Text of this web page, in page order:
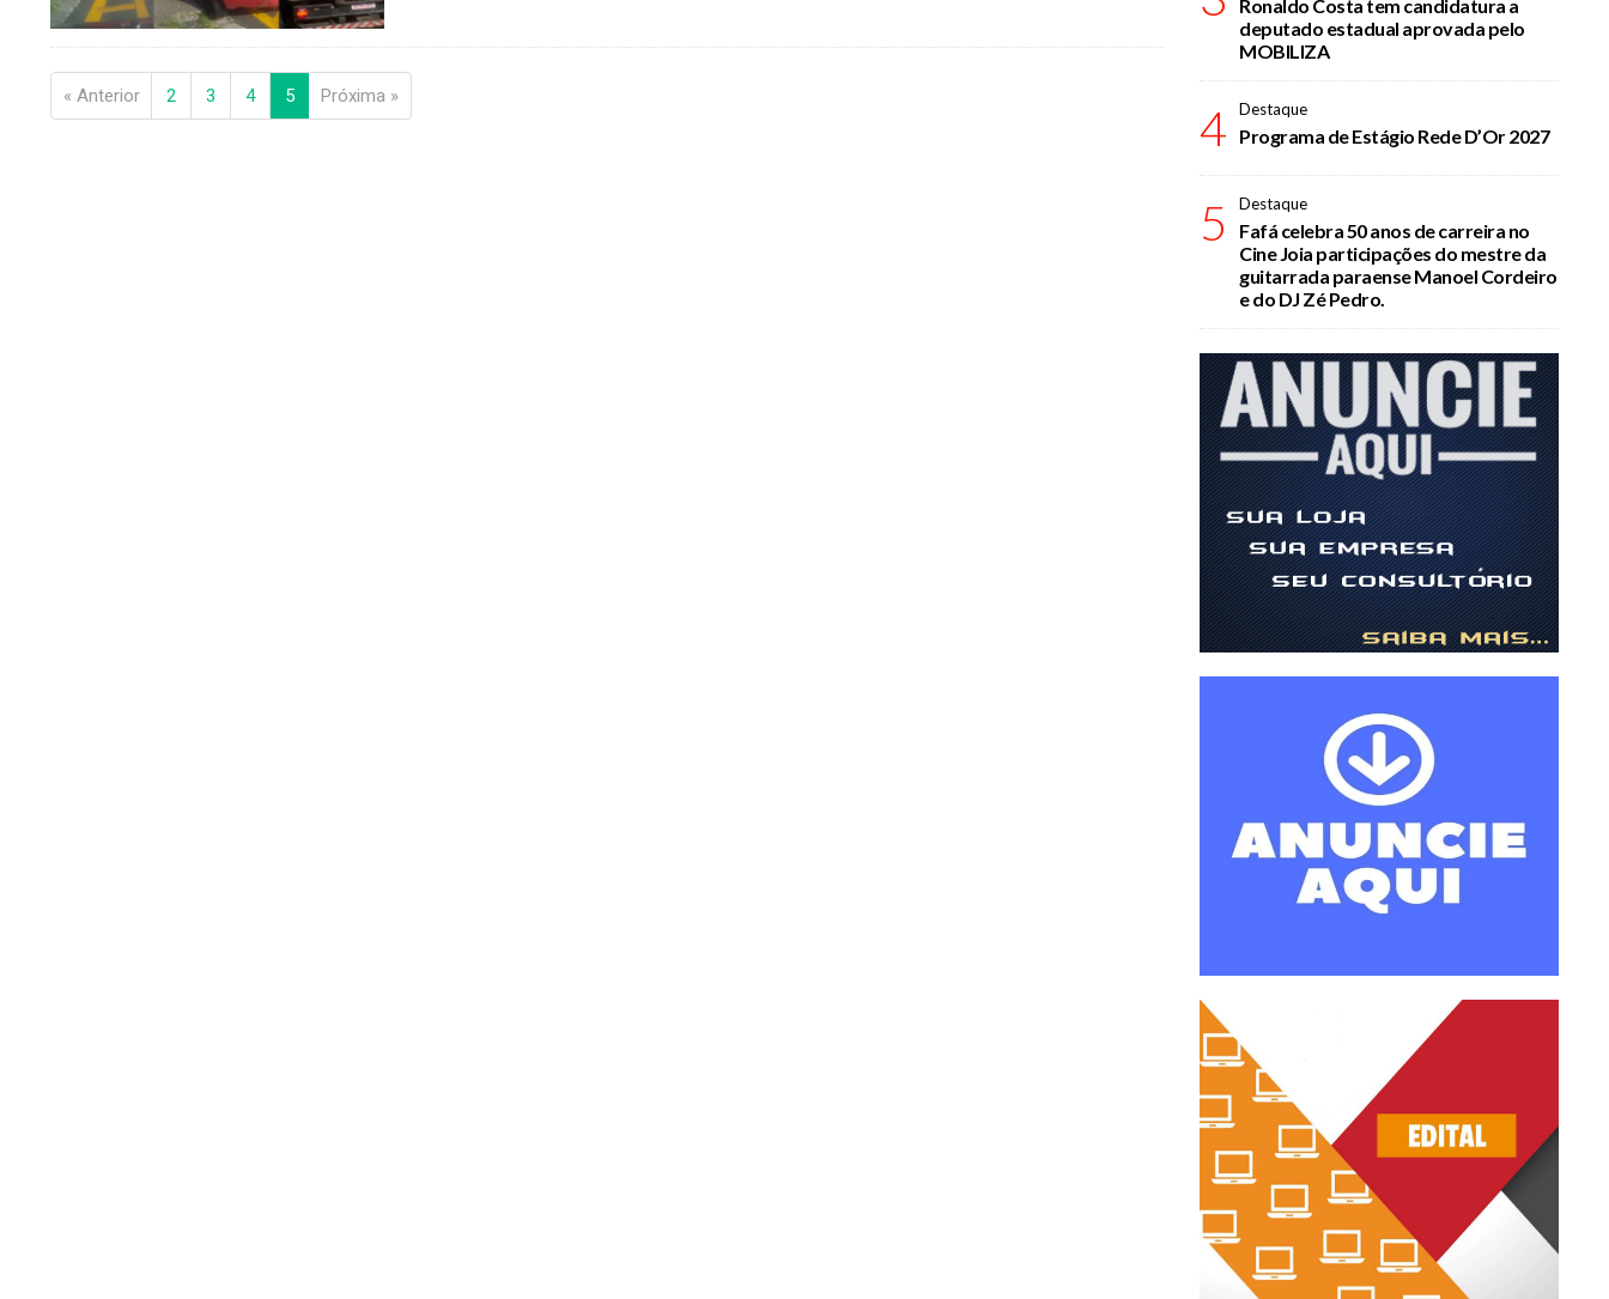
« Anterior 2 3 4 5 Próxima »
Ronaldo Costa tem candidatura a
deputado estadual aprovada pelo
MOBILIZA
4 Destaque
Programa de Estágio Rede D’Or 2027
5 Destaque
Fafá celebra 50 anos de carreira no
Cine Joia participações do mestre da
guitarrada paraense Manoel Cordeiro
e do DJ Zé Pedro.